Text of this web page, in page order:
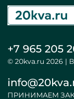
+7 965 205
© 20kva.ru 2026
ПРИНИМАЕМ